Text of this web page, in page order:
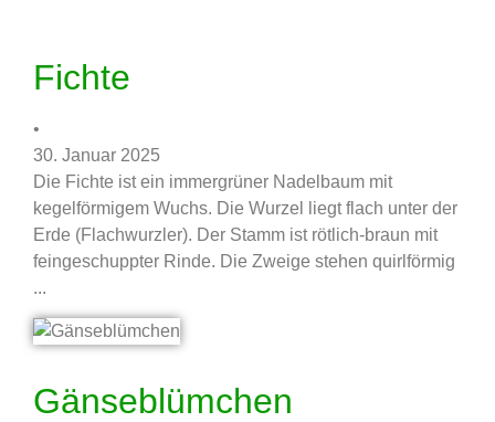
Fichte
•
30. Januar 2025
Die Fichte ist ein immergrüner Nadelbaum mit
kegelförmigem Wuchs. Die Wurzel liegt flach unter der
Erde (Flachwurzler). Der Stamm ist rötlich-braun mit
feingeschuppter Rinde. Die Zweige stehen quirlförmig
...
Gänseblümchen